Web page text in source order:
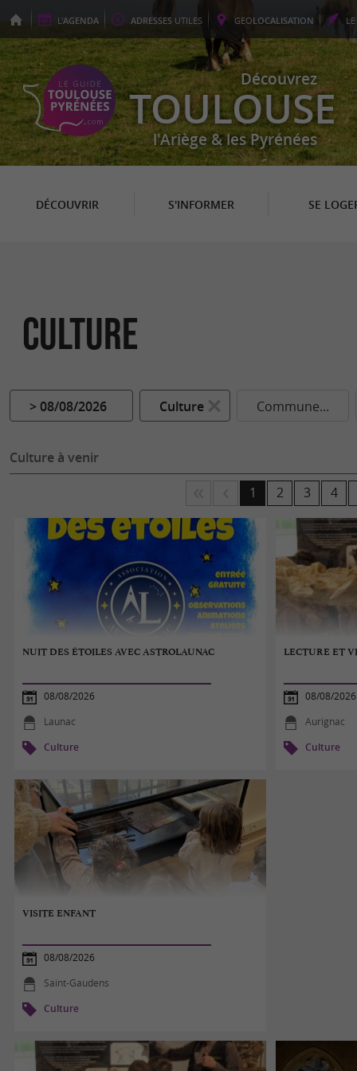
L'AGENDA ADRESSES UTILES GEOLOCALISATION LE
Découvrez
TOULOUSE
l'Ariège & les Pyrénées
DÉCOUVRIR S'INFORMER SE
Culture
> 08/08/2026 Culture Commune...
Culture à venir
1 2 3 4
NUIT DES ÉTOILES AVEC ASTROLAUNAC
08/08/2026
Launac
Culture
LECTURE ET
08/08/2026
Aurignac
Culture
VISITE ENFANT
08/08/2026
Saint-Gaudens
Culture